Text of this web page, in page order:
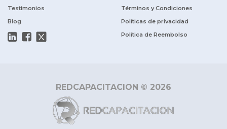
Testimonios
Blog
Términos y Condiciones
Políticas de privacidad
Política de Reembolso
REDCAPACITACION © 2026